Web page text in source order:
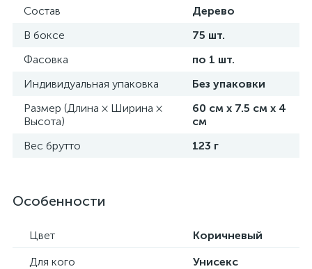
Состав
Дерево
В боксе
75 шт.
Фасовка
по 1 шт.
Индивидуальная упаковка
Без упаковки
Размер (Длина × Ширина ×
Высота)
60 см х 7.5 см х 4
см
Вес брутто
123 г
Особенности
Цвет
Коричневый
Для кого
Унисекс